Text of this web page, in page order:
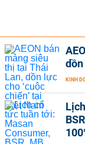
dồn
KINH